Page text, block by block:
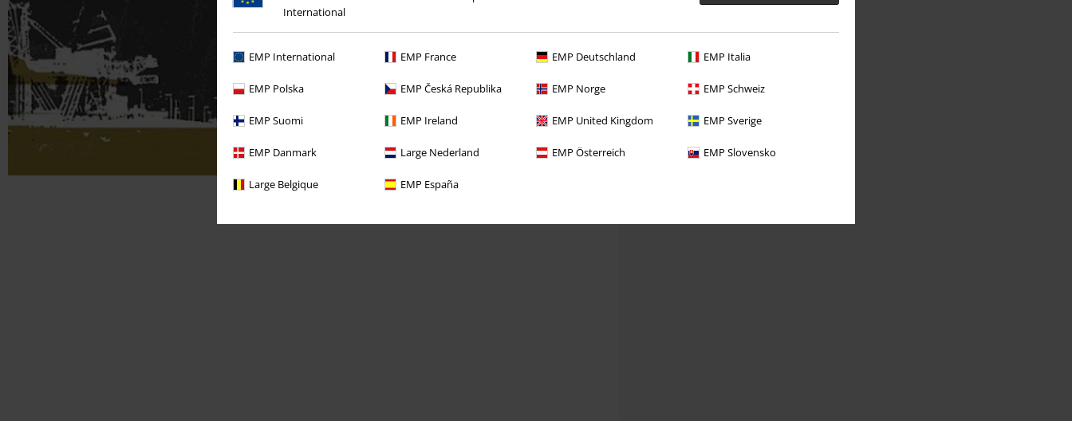
International
EMP International EMP France EMP Deutschland EMP Italia
EMP Polska EMP Česká Republika EMP Norge EMP Schweiz
EMP Suomi EMP Ireland EMP United Kingdom EMP Sverige
EMP Danmark Large Nederland EMP Österreich EMP Slovensko
Large Belgique EMP España